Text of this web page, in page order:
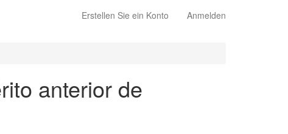
Erstellen Sie ein Konto Anmelden
anterior de